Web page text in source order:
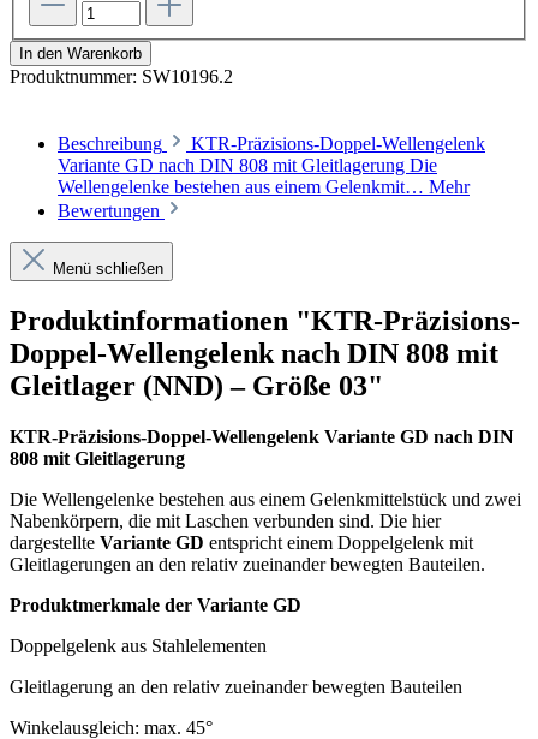
In den Warenkorb
Produktnummer: SW10196.2
Beschreibung
KTR-Präzisions-Doppel-Wellengelenk
Variante GD nach DIN 808 mit Gleitlagerung Die
Wellengelenke bestehen aus einem Gelenkmit… Mehr
Bewertungen
Menü schließen
Produktinformationen "KTR-Präzisions-
Doppel-Wellengelenk nach DIN 808 mit
Gleitlager (NND) – Größe 03"
KTR-Präzisions-Doppel-Wellengelenk Variante GD nach DIN
808 mit Gleitlagerung
Die Wellengelenke bestehen aus einem Gelenkmittelstück und zwei
Nabenkörpern, die mit Laschen verbunden sind. Die hier
dargestellte Variante GD entspricht einem Doppelgelenk mit
Gleitlagerungen an den relativ zueinander bewegten Bauteilen.
Produktmerkmale der Variante GD
Doppelgelenk aus Stahlelementen
Gleitlagerung an den relativ zueinander bewegten Bauteilen
Winkelausgleich: max. 45°